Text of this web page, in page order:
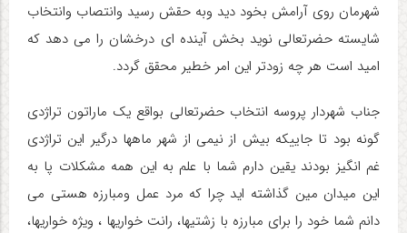
شهرمان روی آرامش بخود دید وبه حقش رسید وانتصاب وانتخاب
شایسته حضرتعالی نوید بخش آینده ای درخشان را می دهد که
امید است هر چه زودتر این امر خطیر محقق گردد.
جناب شهردار پروسه انتخاب حضرتعالی بواقع یک ماراتون تراژدی
گونه بود تا جاییکه بیش از نیمی از شهر ماهها درگیر این تراژدی
غم انگیز بودند یقین دارم شما با علم به این همه مشکلات پا به
این میدان مین گذاشته اید چرا که مرد عمل ومبارزه هستی می
دانم شما خود را برای مبارزه با زشتیها، رانت خواریها ، ویژه خواریها،